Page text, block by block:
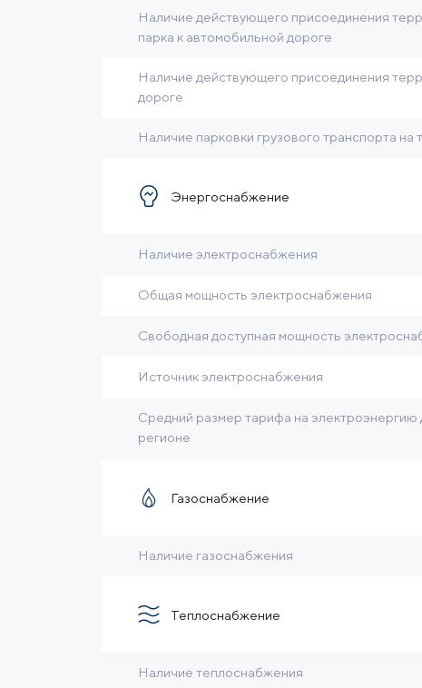
Наличие действующего присоединения
парка к автомобильной дороге
Наличие действующего присоединения
дороге
Наличие парковки грузового транспорта на
Энергоснабжение
Наличие электроснабжения
Общая мощность электроснабжения
Свободная доступная мощность
Источник электроснабжения
Средний размер тарифа на
регионе
Газоснабжение
Наличие газоснабжения
Теплоснабжение
Наличие теплоснабжения